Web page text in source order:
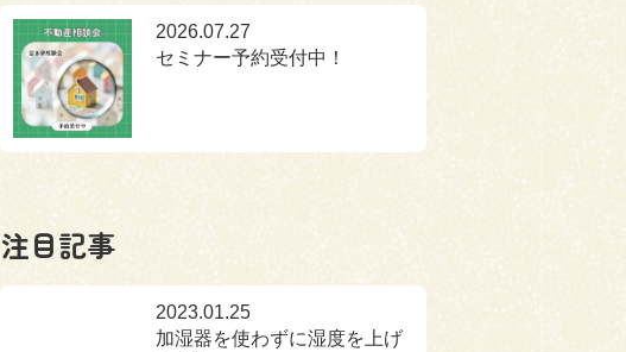
2026.07.27
セミナー予約受付中！
注目記事
2023.01.25
加湿器を使わずに湿度を上げ